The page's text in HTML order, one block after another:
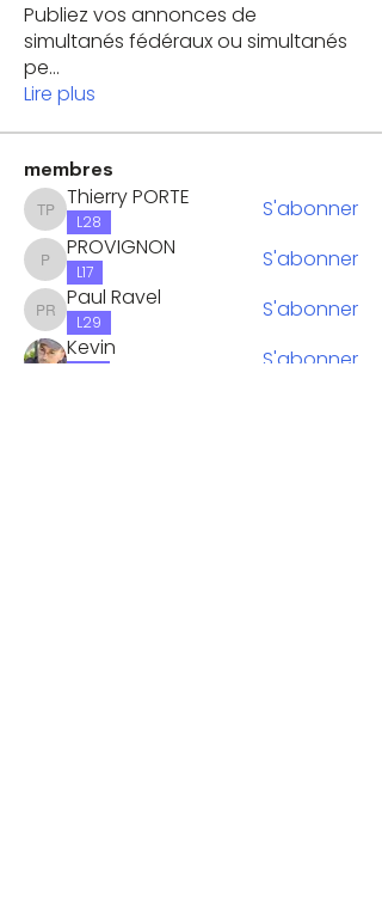
Publiez vos annonces de
simultanés fédéraux ou simultanés
pe...
Lire plus
membres
Thierry PORTE
Thierry PORTE
L28 S'abonner
PROVIGNON
PROVIGNON
L17 S'abonner
Paul Ravel
Paul Ravel
L29
S'abonner
Kevin
S'abonner